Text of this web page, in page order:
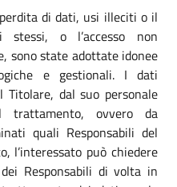
di dati, usi illeciti o il
o l’accesso non
sono state adottate idonee
e gestionali. I dati
dal suo personale
trattamento, ovvero da
quali Responsabili del
l’interessato può chiedere
Responsabili di volta in